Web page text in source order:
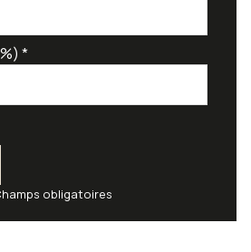
*
obligatoires